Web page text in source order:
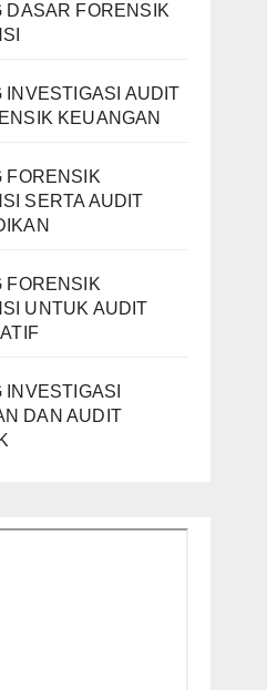
DASAR FORENSIK
INVESTIGASI AUDIT
KEUANGAN
FORENSIK
SERTA AUDIT
FORENSIK
UNTUK AUDIT
DAN AUDIT